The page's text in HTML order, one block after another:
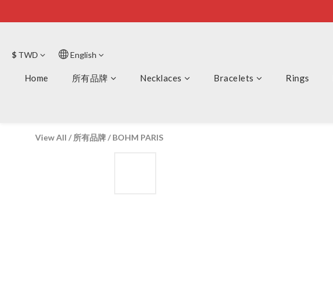
$ TWD English
Home 所有品牌 Necklaces Bracelets Rings
View All /所有品牌/BOHM PARIS